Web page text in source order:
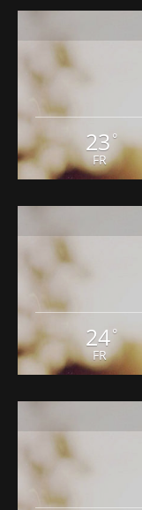
23 °
FR
24°
FR